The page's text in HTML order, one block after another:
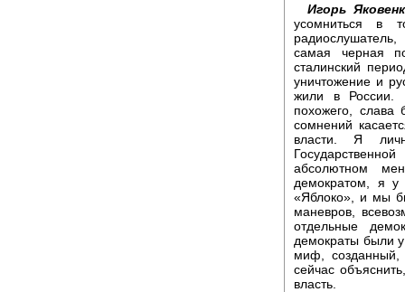
Игорь
усомниться в
самая черная
сталинский
уничтожение и
жили в России.
похожего,
сомнений
власти. Я
абсолютном
демократом, я
«Яблоко», и мы
маневров,
отдельные
демократы были
миф, созданный,
сейчас
власть.